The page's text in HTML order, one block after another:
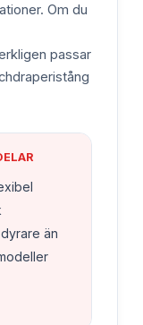
Om du
passar
än